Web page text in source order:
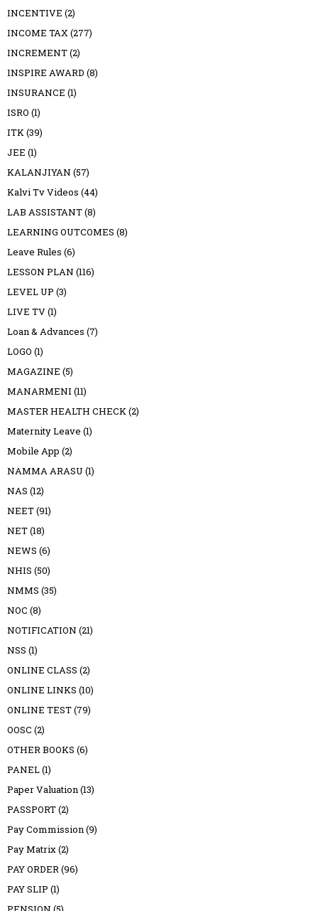
INCENTIVE (2)
INCOME TAX(277)
INCREMENT(2)
INSPIRE AWARD (8)
INSURANCE (1)
ISRO (1)
ITK(39)
JEE (1)
KALANJIYAN (57)
Kalvi Tv Videos (44)
LAB ASSISTANT(8)
LEARNING OUTCOMES (8)
Leave Rules (6)
LESSON PLAN (116)
LEVEL UP (3)
LIVE TV(1)
Loan & Advances (7)
LOGO (1)
MAGAZINE (5)
MANARMENI (11)
MASTER HEALTH CHECK(2)
Maternity Leave (1)
Mobile App (2)
NAMMA ARASU (1)
NAS (12)
NEET(91)
NET(18)
NEWS (6)
NHIS (50)
NMMS (35)
NOC (8)
NOTIFICATION (21)
NSS (1)
ONLINE CLASS (2)
ONLINE LINKS (10)
ONLINE TEST(79)
OOSC (2)
OTHER BOOKS (6)
PANEL(1)
Paper Valuation(13)
PASSPORT(2)
Pay Commission(9)
Pay Matrix(2)
PAY ORDER(96)
PAY SLIP (1)